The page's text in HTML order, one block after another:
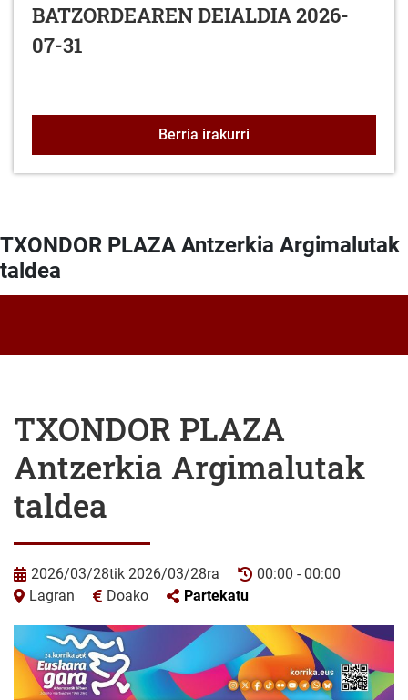
BATZORDEAREN DEIALDIA 2026-
07-31
Berria irakurri
TXONDOR PLAZA Antzerkia Argimalutak
taldea
TXONDOR PLAZA
Antzerkia Argimalutak
taldea
2026/03/28tik 2026/03/28ra
00:00 - 00:00
Lagran
Doako Partekatu